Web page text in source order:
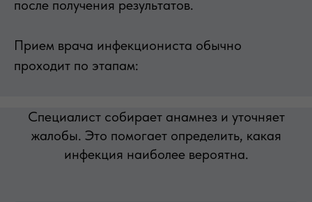
после получения результатов.
Прием врача инфекциониста обычно
проходит по этапам:
Специалист собирает анамнез и уточняет
жалобы. Это помогает определить, какая
инфекция наиболее вероятна.